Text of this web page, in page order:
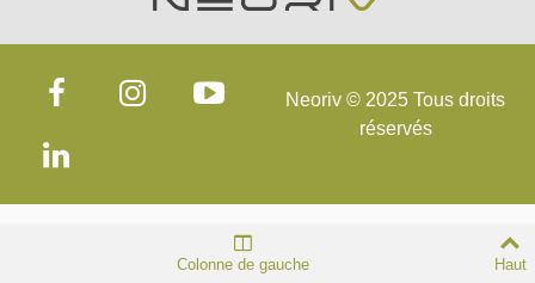
Neoriv © 2025 Tous droits
réservés
Colonne de gauche Haut